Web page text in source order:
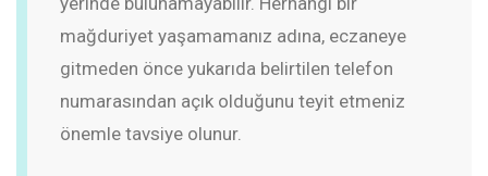
mağduriyet yaşamamanız adına, eczaneye
gitmeden önce yukarıda belirtilen telefon
numarasından açık olduğunu teyit etmeniz
önemle tavsiye olunur.